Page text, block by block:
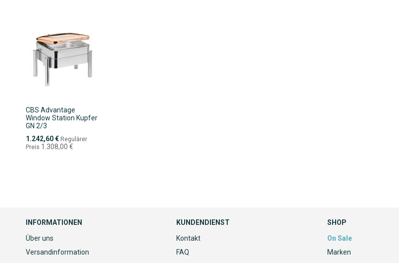
CBS Advantage
Window Station Kupfer
GN 2/3
Sonderpreis
1.242,60 € Regulärer
Preis 1.308,00 €
INFORMATIONEN
Über uns
Versandinformation
KUNDENDIENST
Kontakt
FAQ
SHOP
On Sale
Marken